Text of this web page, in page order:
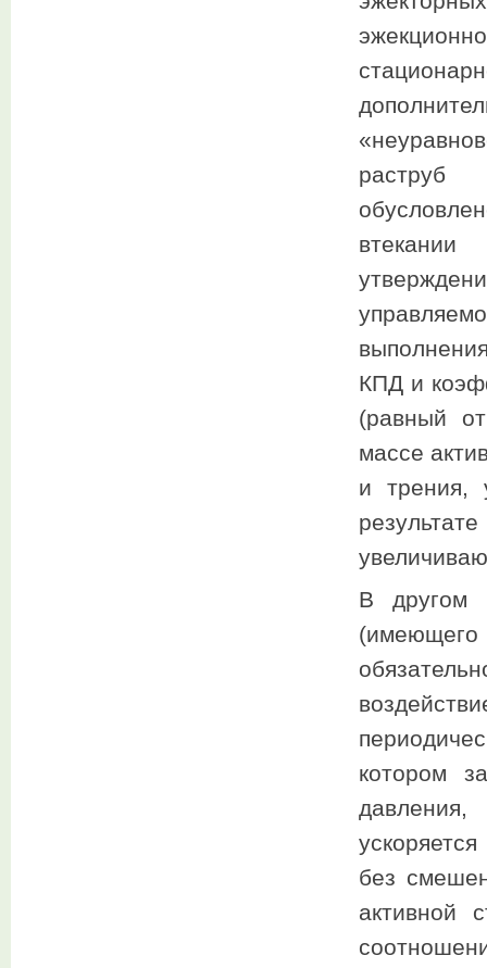
раструб
КПД и
(равный
массе
и трения,
В другом
котором
без
активной